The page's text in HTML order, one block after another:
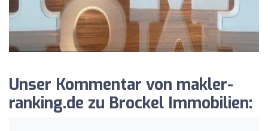
Unser Kommentar von makler-
ranking.de zu Brockel Immobilien: